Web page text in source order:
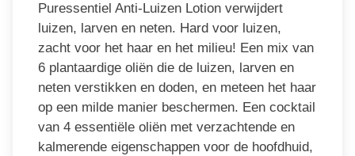
Puressentiel Anti-Luizen Lotion verwijdert
luizen, larven en neten. Hard voor luizen,
zacht voor het haar en het milieu! Een mix van
6 plantaardige oliën die de luizen, larven en
neten verstikken en doden, en meteen het haar
op een milde manier beschermen. Een cocktail
van 4 essentiële oliën met verzachtende en
kalmerende eigenschappen voor de hoofdhuid,